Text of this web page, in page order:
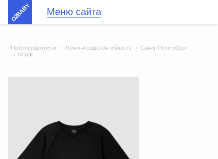
OZBABY Меню сайта
Производители › Ленинградская область › Санкт-Петербург
› Mjolk